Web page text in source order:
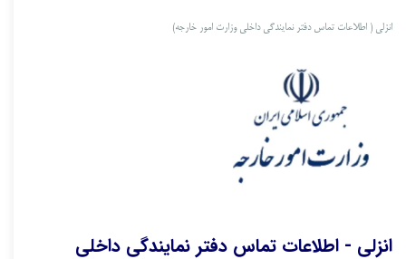
انزلی ( اطلاعات تماس دفتر نمایندگی داخلی وزارت امور خارجه)
انزلی - اطلاعات تماس دفتر نمایندگی داخلی